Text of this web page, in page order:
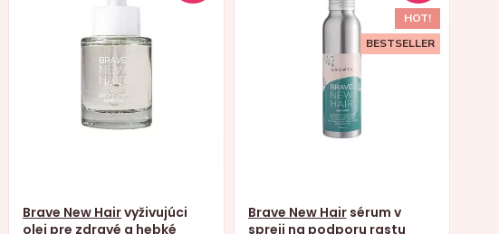
Brave New Hairvyživujúci
olej pre zdravé a hebké
HOT!
BESTSELLER
Brave New Hairsérum v
spreji na podporu rastu